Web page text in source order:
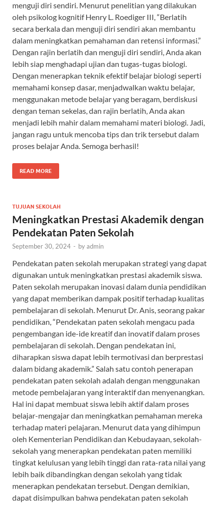
menguji diri sendiri. Menurut penelitian yang dilakukan
oleh psikolog kognitif Henry L. Roediger III, “Berlatih
secara berkala dan menguji diri sendiri akan membantu
dalam meningkatkan pemahaman dan retensi informasi.”
Dengan rajin berlatih dan menguji diri sendiri, Anda akan
lebih siap menghadapi ujian dan tugas-tugas biologi.
Dengan menerapkan teknik efektif belajar biologi seperti
memahami konsep dasar, menjadwalkan waktu belajar,
menggunakan metode belajar yang beragam, berdiskusi
dengan teman sekelas, dan rajin berlatih, Anda akan
menjadi lebih mahir dalam memahami materi biologi. Jadi,
jangan ragu untuk mencoba tips dan trik tersebut dalam
proses belajar Anda. Semoga berhasil!
READ MORE
TUJUAN SEKOLAH
Meningkatkan Prestasi Akademik dengan
Pendekatan Paten Sekolah
September 30, 2024 - byadmin
Pendekatan paten sekolah merupakan strategi yang dapat
digunakan untuk meningkatkan prestasi akademik siswa.
Paten sekolah merupakan inovasi dalam dunia pendidikan
yang dapat memberikan dampak positif terhadap kualitas
pembelajaran di sekolah. Menurut Dr. Anis, seorang pakar
pendidikan, “Pendekatan paten sekolah mengacu pada
pengembangan ide-ide kreatif dan inovatif dalam proses
pembelajaran di sekolah. Dengan pendekatan ini,
diharapkan siswa dapat lebih termotivasi dan berprestasi
dalam bidang akademik.” Salah satu contoh penerapan
pendekatan paten sekolah adalah dengan menggunakan
metode pembelajaran yang interaktif dan menyenangkan.
Hal ini dapat membuat siswa lebih aktif dalam proses
belajar-mengajar dan meningkatkan pemahaman mereka
terhadap materi pelajaran. Menurut data yang dihimpun
oleh Kementerian Pendidikan dan Kebudayaan, sekolah-
sekolah yang menerapkan pendekatan paten memiliki
tingkat kelulusan yang lebih tinggi dan rata-rata nilai yang
lebih baik dibandingkan dengan sekolah yang tidak
menerapkan pendekatan tersebut. Dengan demikian,
dapat disimpulkan bahwa pendekatan paten sekolah